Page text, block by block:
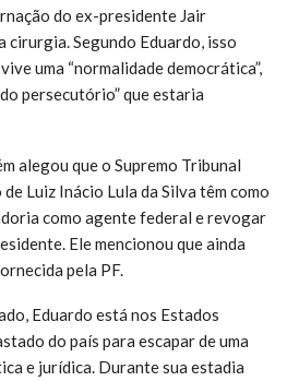
do ex-presidente Jair
cirurgia. Segundo Eduardo, isso
uma “normalidade democrática”,
persecutório” que estaria
alegou que o Supremo Tribunal
Luiz Inácio Lula da Silva têm como
como agente federal e revogar
Ele mencionou que ainda
pela PF.
Eduardo está nos Estados
do país para escapar de uma
e jurídica. Durante sua estadia